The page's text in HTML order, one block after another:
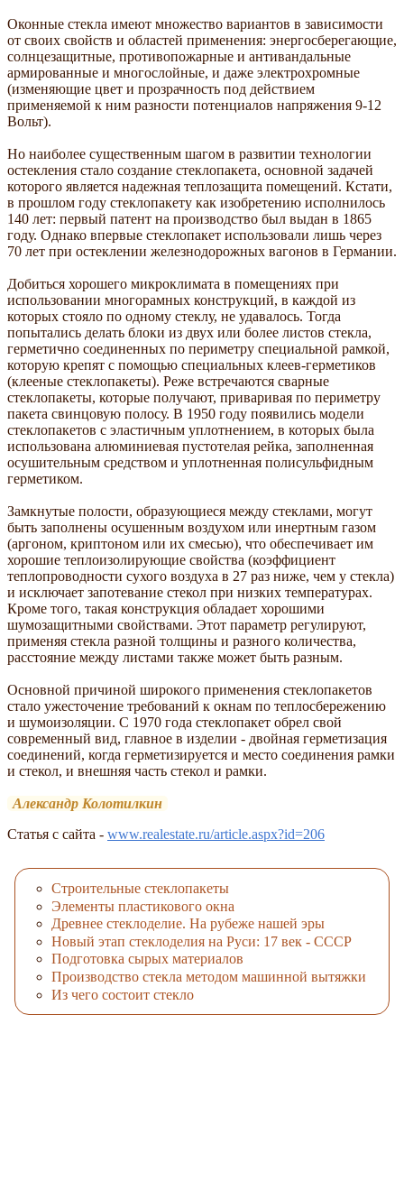
Оконные стекла имеют множество вариантов в зависимости
от своих свойств и областей применения: энергосберегающие,
солнцезащитные, противопожарные и антивандальные
армированные и многослойные, и даже электрохромные
(изменяющие цвет и прозрачность под действием
применяемой к ним разности потенциалов напряжения 9-12
Вольт).
Но наиболее существенным шагом в развитии технологии
остекления стало создание стеклопакета, основной задачей
которого является надежная теплозащита помещений. Кстати,
в прошлом году стеклопакету как изобретению исполнилось
140 лет: первый патент на производство был выдан в 1865
году. Однако впервые стеклопакет использовали лишь через
70 лет при остеклении железнодорожных вагонов в Германии.
Добиться хорошего микроклимата в помещениях при
использовании многорамных конструкций, в каждой из
которых стояло по одному стеклу, не удавалось. Тогда
попытались делать блоки из двух или более листов стекла,
герметично соединенных по периметру специальной рамкой,
которую крепят с помощью специальных клеев-герметиков
(клееные стеклопакеты). Реже встречаются сварные
стеклопакеты, которые получают, приваривая по периметру
пакета свинцовую полосу. В 1950 году появились модели
стеклопакетов с эластичным уплотнением, в которых была
использована алюминиевая пустотелая рейка, заполненная
осушительным средством и уплотненная полисульфидным
герметиком.
Замкнутые полости, образующиеся между стеклами, могут
быть заполнены осушенным воздухом или инертным газом
(аргоном, криптоном или их смесью), что обеспечивает им
хорошие теплоизолирующие свойства (коэффициент
теплопроводности сухого воздуха в 27 раз ниже, чем у стекла)
и исключает запотевание стекол при низких температурах.
Кроме того, такая конструкция обладает хорошими
шумозащитными свойствами. Этот параметр регулируют,
применяя стекла разной толщины и разного количества,
расстояние между листами также может быть разным.
Основной причиной широкого применения стеклопакетов
стало ужесточение требований к окнам по теплосбережению
и шумоизоляции. С 1970 года стеклопакет обрел свой
современный вид, главное в изделии - двойная герметизация
соединений, когда герметизируется и место соединения рамки
и стекол, и внешняя часть стекол и рамки.
Александр Колотилкин
Статья с сайта - www.realestate.ru/article.aspx?id=206
Строительные стеклопакеты
Элементы пластикового окна
Древнее стеклоделие. На рубеже нашей эры
Новый этап стеклоделия на Руси: 17 век - СССР
Подготовка сырых материалов
Производство стекла методом машинной вытяжки
Из чего состоит стекло